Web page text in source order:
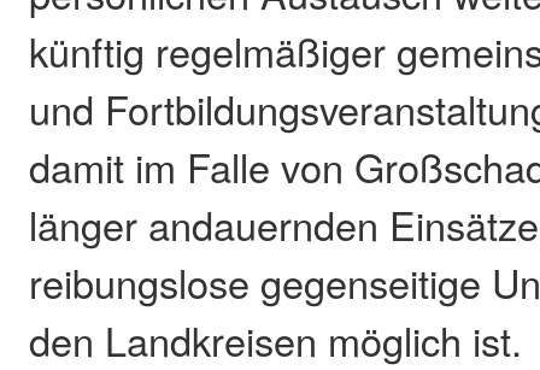
künftig regelmäßiger
und
damit im Falle von
länger andauernden
reibungslose gegenseitige
den Landkreisen möglich ist.